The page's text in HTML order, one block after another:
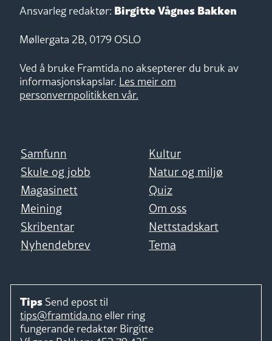
Ansvarleg redaktør: Birgitte Vågnes Bakken
Møllergata 2B, 0179 OSLO
Ved å bruke Framtida.no aksepterer du bruk av
informasjonskapslar. Les meir om
personvernpolitikken vår.
Samfunn
Kultur
Skule og jobb
Natur og miljø
Magasinett
Quiz
Meining
Om oss
Skribentar
Nettstadskart
Nyhendebrev
Tema
Tips Send epost til
tips@framtida.no eller ring
fungerande redaktør Birgitte